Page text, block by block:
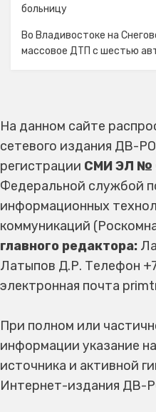
больницу
Во Владивостоке на
массовое ДТП с шестью
На данном сайте
сетевого издания ДВ-
регистрации СМИ ЭЛ №
Федеральной службой
информационных
коммуникаций
главного редактора:
Латыпов Д.Р. Телефон
электронная почта
При полном или
информации указание
источника и активной
Интернет-издания ДВ-